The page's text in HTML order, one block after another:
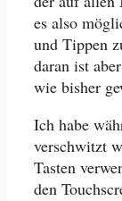
es also
und Tippen
daran ist
wie bisher
Ich habe
verschwitzt
Tasten
den